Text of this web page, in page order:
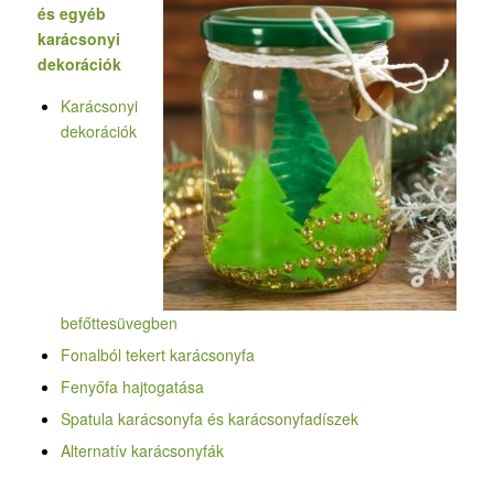
és egyéb
karácsonyi
dekorációk
Karácsonyi
dekorációk
befőttesüvegben
Fonalból tekert karácsonyfa
Fenyőfa hajtogatása
Spatula karácsonyfa és karácsonyfadíszek
Alternatív karácsonyfák